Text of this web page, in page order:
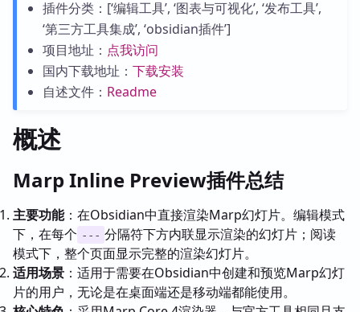
插件分类：[‘编辑工具’, ‘图表与可视化’, ‘发布工具’,
‘第三方工具集成’, ‘obsidian插件’]
项目地址： 点我访问
国内下载地址： 下载安装
自述文件： Readme
概述
Marp Inline Preview插件总结
主要功能：在Obsidian中直接渲染Marp幻灯片。编辑模式
下，在每个 --- 分隔符下方内联显示渲染的幻灯片；阅读
模式下，整个页面显示完整的渲染幻灯片。
适用场景 ：适用于需要在Obsidian中创建和预览Marp幻灯
片的用户，无论是在桌面端还是移动端都能使用。